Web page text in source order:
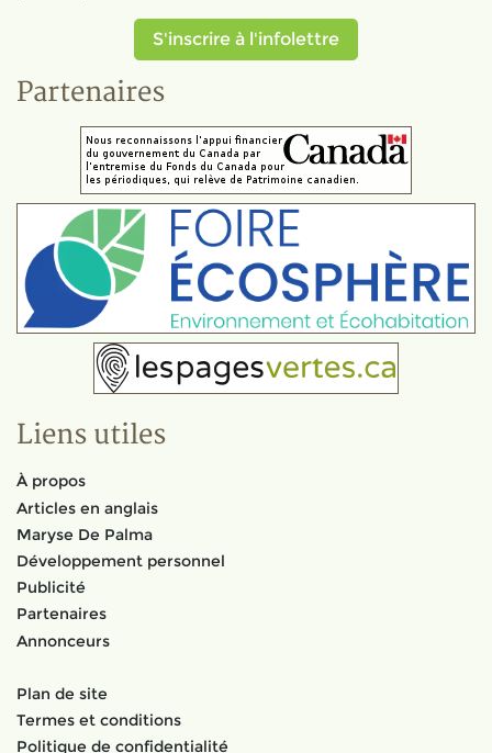
S'inscrire à l'infolettre
Partenaires
Liens utiles
À propos
Articles en anglais
Maryse De Palma
Développement personnel
Publicité
Partenaires
Annonceurs
Plan de site
Termes et conditions
Politique de confidentialité